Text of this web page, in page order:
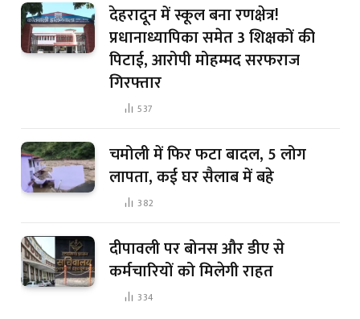
देहरादून में स्कूल बना रणक्षेत्र!
प्रधानाध्यापिका समेत 3 शिक्षकों की
पिटाई, आरोपी मोहम्मद सरफराज
गिरफ्तार
537
चमोली में फिर फटा बादल, 5 लोग
लापता, कई घर सैलाब में बहे
382
दीपावली पर बोनस और डीए से
कर्मचारियों को मिलेगी राहत
334